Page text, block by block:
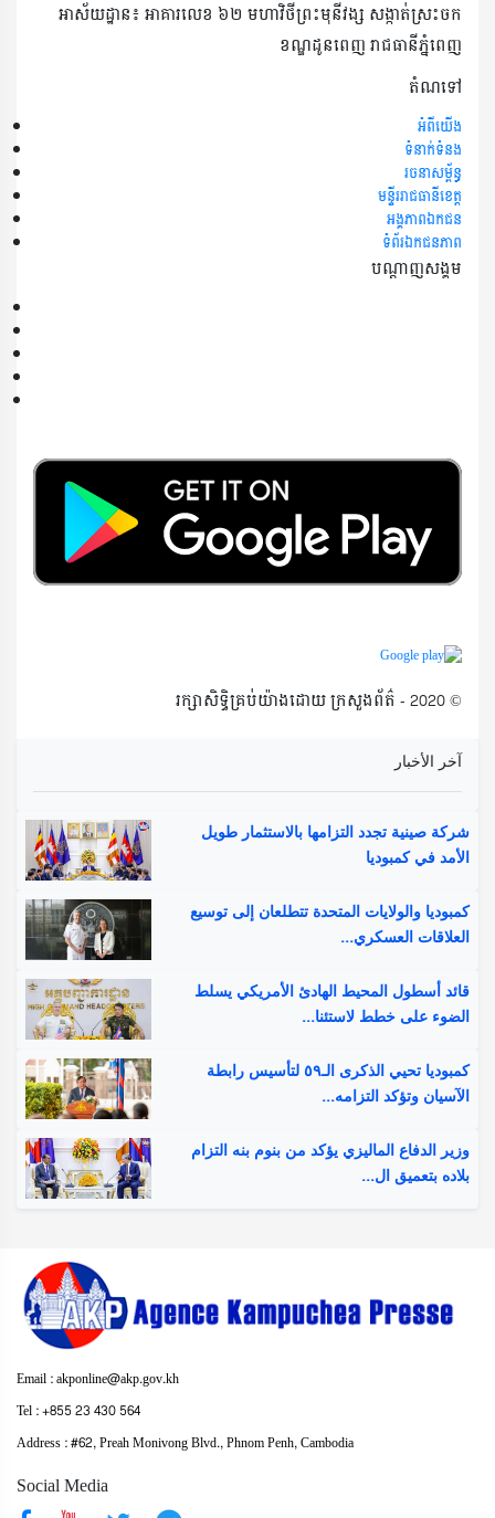
អាស័យដ្ឋាន៖ អាគារលេខ ៦២ មហាវិថី​ព្រះ​មុនីវង្ស សង្កាត់ស្រះចក​
ខណ្ឌដូនពេញ រាជធានីភ្នំពេញ
តំណទៅ
អំពី​​យើង
ទំនាក់ទំនង
រចនាសម្ព័ន្ធ
មន្ទីររាជធានីខេត្ត
អង្គភាពឯកជន
ទំព័រឯកជនភាព
បណ្តាញសង្គម
© 2020 - រក្សាសិទ្ធិគ្រប់យ៉ាងដោយ ក្រសួងព័ត៌
آخر الأخبار
شركة صينية تجدد التزامها بالاستثمار طويل
الأمد في كمبوديا
كمبوديا والولايات المتحدة تتطلعان إلى توسيع
العلاقات العسكري...
قائد أسطول المحيط الهادئ الأمريكي يسلط
الضوء على خطط لاستئنا...
كمبوديا تحيي الذكرى الـ٥٩ لتأسيس رابطة
الآسيان وتؤكد التزامه...
وزير الدفاع الماليزي يؤكد من بنوم بنه التزام
بلاده بتعميق ال...
Email : akponline@akp.gov.kh
​Tel : ​+855 23 430 564
Address : ​#62, Preah Monivong Blvd., Phnom Penh, Cambodia
Social Media